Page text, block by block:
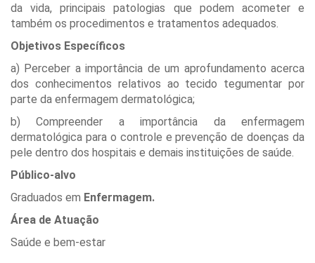
da vida, principais patologias que podem acometer e
também os procedimentos e tratamentos adequados.
Objetivos Específicos
a) Perceber a importância de um aprofundamento acerca
dos conhecimentos relativos ao tecido tegumentar por
parte da enfermagem dermatológica;
b) Compreender a importância da enfermagem
dermatológica para o controle e prevenção de doenças da
pele dentro dos hospitais e demais instituições de saúde.
Público-alvo
Graduados em Enfermagem.
Área de Atuação
Saúde e bem-estar